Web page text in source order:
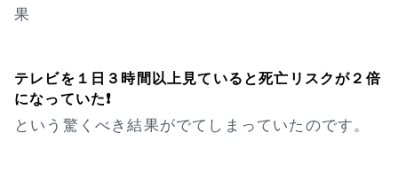
果
テレビを１日３時間以上見ていると死亡リスクが２倍
になっていた❗
という驚くべき結果がでてしまっていたのです。